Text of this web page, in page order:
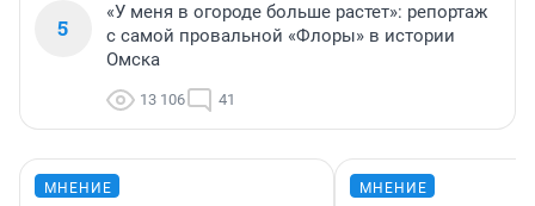
5
«У меня в огороде больше растет»: репортаж
с самой провальной «Флоры» в истории
Омска
13 106 41
МНЕНИЕ МНЕНИЕ